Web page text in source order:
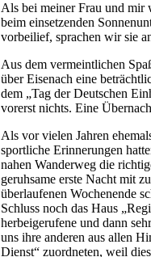
Als bei meiner Frau und mir
beim einsetzenden
vorbeilief, sprachen wir sie
Aus dem vermeintlichen
über Eisenach eine
dem „Tag der Deutschen
vorerst nichts. Eine
Als vor vielen Jahren
sportliche Erinnerungen
nahen Wanderweg die
geruhsame erste Nacht mit
überlaufenen Wochenende
Schluss noch das Haus
herbeigerufene und dann
uns ihre anderen aus allen
Dienst“ zuordneten, weil